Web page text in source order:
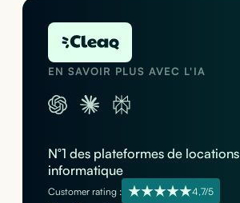
EN SAVOIR PLUS AVEC L'IA
N°1 des plateformes de locations
informatique
Customer rating : 4,7/5